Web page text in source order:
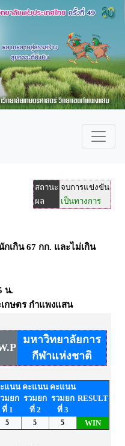
สถานะ จบการแข่งขัน
ผล
เป็นทางการ
เกิน 67 กก. และไม่เกิน
น.
กษตร กำแพงแสน
มหาวิทยาลัยการ
กีฬาแห่งชาติ
แนน
มยก
ที่ 1
คะแนน
รวมยก
ที่ 2
คะแนน
รวมยก
ที่ 3
RESULT
5 5 5 WIN